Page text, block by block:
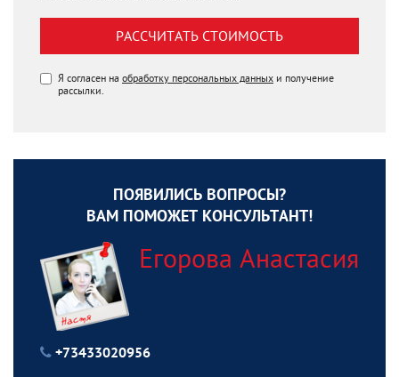
РАССЧИТАТЬ СТОИМОСТЬ
Я согласен на обработку персональных данных и получение
рассылки.
ПОЯВИЛИСЬ ВОПРОСЫ?
ВАМ ПОМОЖЕТ КОНСУЛЬТАНТ!
Егорова Анастасия
+73433020956